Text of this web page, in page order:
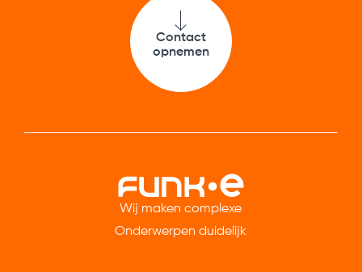
Contact
opnemen
Wij maken complexe
Onderwerpen duidelijk